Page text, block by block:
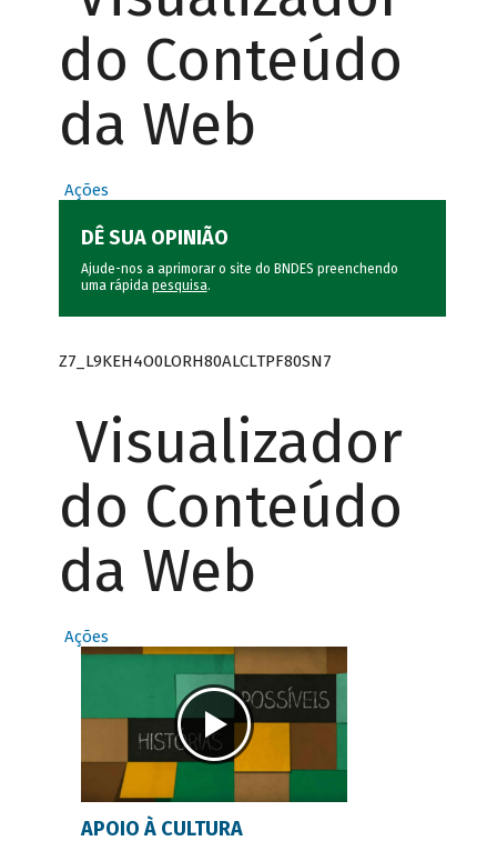
do Conteúdo
da Web
Ações
DÊ SUA OPINIÃO
Ajude-nos a aprimorar o site do BNDES preenchendo
uma rápida pesquisa.
Z7_L9KEH4O0LORH80ALCLTPF80SN7
Visualizador
do Conteúdo
da Web
Ações
APOIO À CULTURA